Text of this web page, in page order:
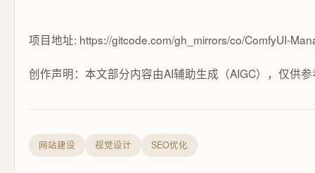
项目地址: https://gitcode.com/gh_mirrors/co/ComfyUI-
创作声明：本文部分内容由AI辅助生成（AIGC），仅供参
网站建设 视觉设计 SEO优化